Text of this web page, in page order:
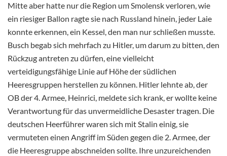
Mitte aber hatte nur die Region um Smolensk verloren, wie
ein riesiger Ballon ragte sie nach Russland hinein, jeder Laie
konnte erkennen, ein Kessel, den man nur schließen musste.
Busch begab sich mehrfach zu Hitler, um darum zu bitten, den
Rückzug antreten zu dürfen, eine vielleicht
verteidigungsfähige Linie auf Höhe der südlichen
Heeresgruppen herstellen zu können. Hitler lehnte ab, der
OB der 4. Armee, Heinrici, meldete sich krank, er wollte keine
Verantwortung für das unvermeidliche Desaster tragen. Die
deutschen Heerführer waren sich mit Stalin einig, sie
vermuteten einen Angriff im Süden gegen die 2. Armee, der
die Heeresgruppe abschneiden sollte. Ihre unzureichenden